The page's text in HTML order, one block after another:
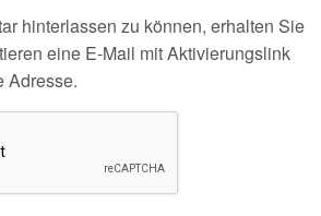
hinterlassen zu können, erhalten Sie
eine E-Mail mit Aktivierungslink
Adresse.